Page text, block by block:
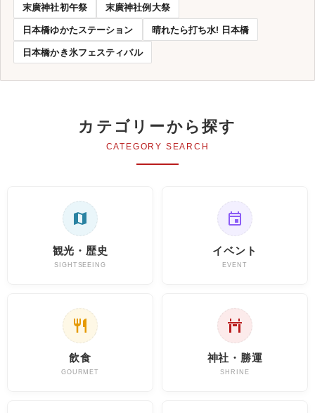
末廣神社初午祭
末廣神社例大祭
日本橋ゆかたステーション
晴れたら打ち水! 日本橋
日本橋かき氷フェスティバル
カテゴリーから探す
CATEGORY SEARCH
観光・歴史
SIGHTSEEING
イベント
EVENT
飲食
GOURMET
神社・勝運
SHRINE